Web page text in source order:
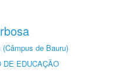
de Bauru)
DE EDUCAÇÃO